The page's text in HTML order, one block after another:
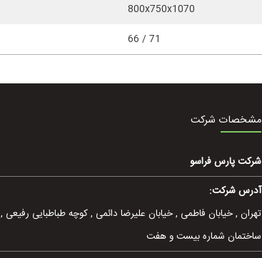
800x750x1070
66 / 71
مشخصات شرکت
شرکت پارس فراسو
آدرس شرکت:
تهران , خيابان فاطمی , خیابان عليرضا دائمی , کوچه طباطبایی رفيعی ,
ساختمان شماره بیست و هفت